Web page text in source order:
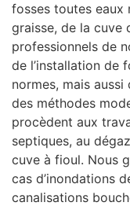
fosses toutes eaux
graisse, de la cuve
professionnels de
de l’installation de
normes, mais
des méthodes
procèdent aux
septiques, au
cuve à fioul. Nous
cas d’inondations
canalisations